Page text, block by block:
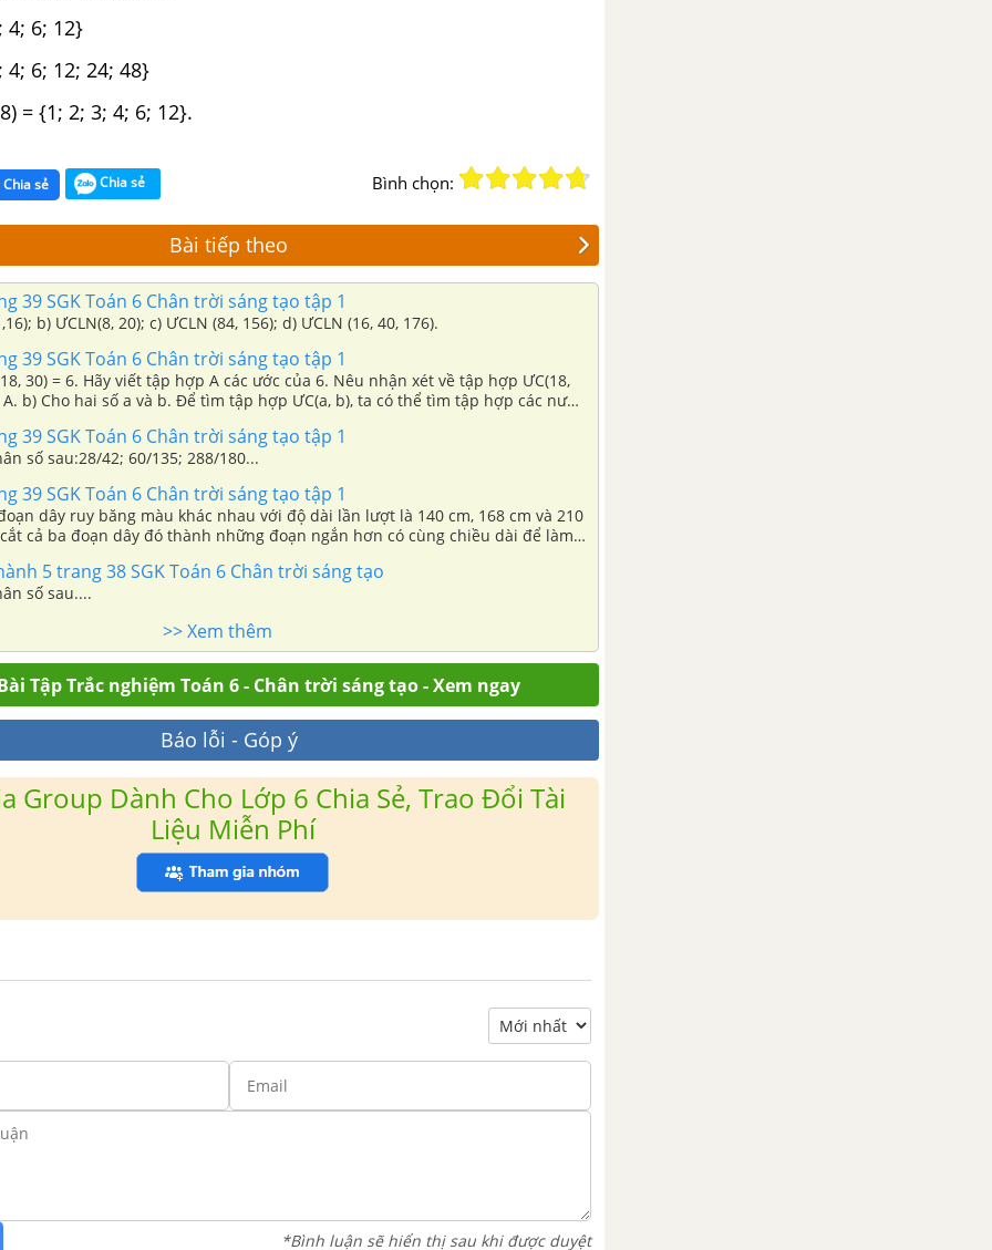
4; 6; 12}
4; 6; 12; 24; 48}
= {1; 2; 3; 4; 6; 12}.
Chia sẻ Chia sẻ Bình chọn:
Bài tiếp theo
39 SGK Toán 6 Chân trời sáng tạo tập 1
b) ƯCLN(8, 20); c) ƯCLN (84, 156); d) ƯCLN (16, 40, 176).
39 SGK Toán 6 Chân trời sáng tạo tập 1
30) = 6. Hãy viết tập hợp A các ước của 6. Nêu nhận xét về tập hợp ƯC(18,
b) Cho hai số a và b. Để tìm tập hợp ƯC(a, b), ta có thể tìm tập hợp các nước
39 SGK Toán 6 Chân trời sáng tạo tập 1
số sau:28/42; 60/135; 288/180...
39 SGK Toán 6 Chân trời sáng tạo tập 1
dây ruy băng màu khác nhau với độ dài lần lượt là 140 cm, 168 cm và 210
cả ba đoạn dây đó thành những đoạn ngắn hơn có cùng chiều dài để làm
dài mỗi đoạn dây ngắn là một số tự nhiên với đơn vị là xăng-ti-mét). Khi đó,
bao nhiêu đoạn dây ruy băng ngắn.
5 trang 38 SGK Toán 6 Chân trời sáng tạo
số sau....
>> Xem thêm
Tập Trắc nghiệm Toán 6 - Chân trời sáng tạo - Xem ngay
Báo lỗi - Góp ý
Group Dành Cho Lớp 6 Chia Sẻ, Trao Đổi Tài
Liệu Miễn Phí
*Bình luận sẽ hiển thị sau khi được duyệt